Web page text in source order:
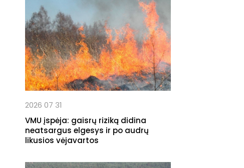
2026 07 31
VMU įspėja: gaisrų riziką didina
neatsargus elgesys ir po audrų
likusios vėjavartos